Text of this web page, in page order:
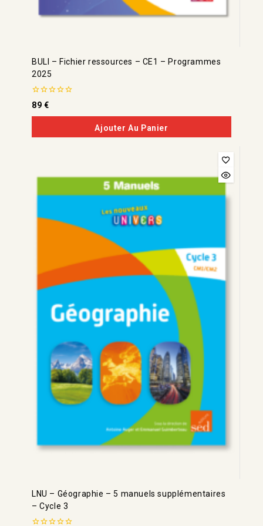
BULI – Fichier ressources – CE1 – Programmes
2025
0
de
5
89 €
Ajouter Au Panier
LNU – Géographie – 5 manuels supplémentaires
– Cycle 3